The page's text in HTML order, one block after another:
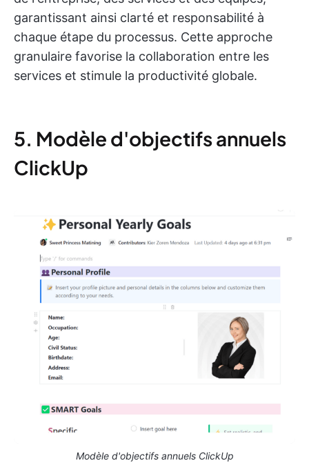
garantissant ainsi clarté et responsabilité à
chaque étape du processus. Cette approche
granulaire favorise la collaboration entre les
services et stimule la productivité globale.
5. Modèle d'objectifs annuels
ClickUp
Modèle d'objectifs annuels ClickUp